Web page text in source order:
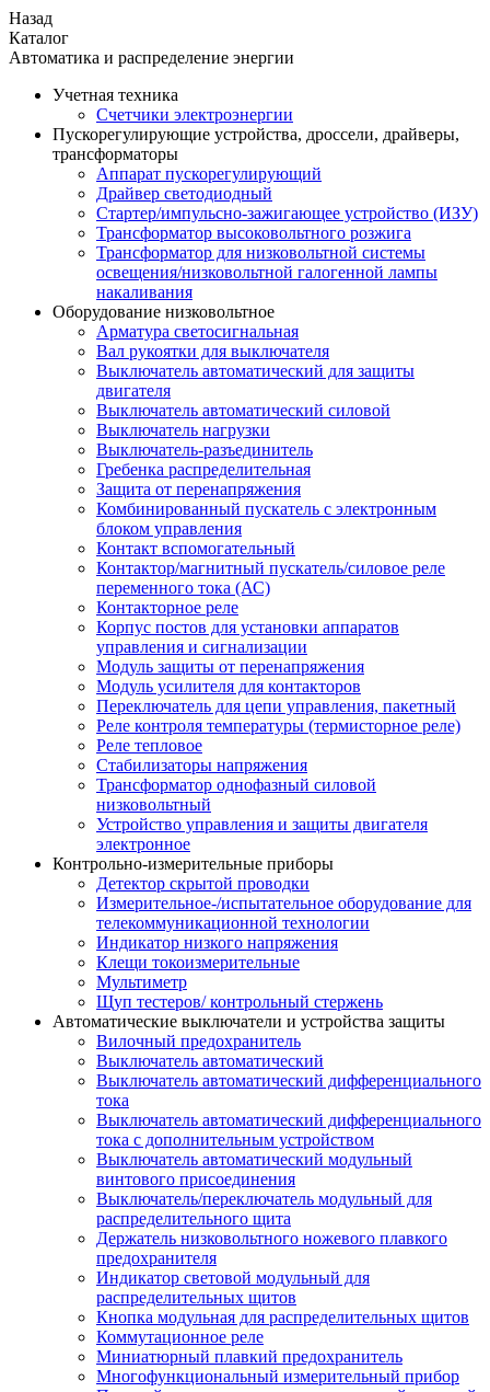
Назад
Каталог
Автоматика и распределение энергии
Учетная техника
Счетчики электроэнергии
Пускорегулирующие устройства, дроссели, драйверы,
трансформаторы
Аппарат пускорегулирующий
Драйвер светодиодный
Стартер/импульсно-зажигающее устройство (ИЗУ)
Трансформатор высоковольтного розжига
Трансформатор для низковольтной системы
освещения/низковольтной галогенной лампы
накаливания
Оборудование низковольтное
Арматура светосигнальная
Вал рукоятки для выключателя
Выключатель автоматический для защиты
двигателя
Выключатель автоматический силовой
Выключатель нагрузки
Выключатель-разъединитель
Гребенка распределительная
Защита от перенапряжения
Комбинированный пускатель с электронным
блоком управления
Контакт вспомогательный
Контактор/магнитный пускатель/силовое реле
переменного тока (АС)
Контакторное реле
Корпус постов для установки аппаратов
управления и сигнализации
Модуль защиты от перенапряжения
Модуль усилителя для контакторов
Переключатель для цепи управления, пакетный
Реле контроля температуры (термисторное реле)
Реле тепловое
Стабилизаторы напряжения
Трансформатор однофазный силовой
низковольтный
Устройство управления и защиты двигателя
электронное
Контрольно-измерительные приборы
Детектор скрытой проводки
Измерительное-/испытательное оборудование для
телекоммуникационной технологии
Индикатор низкого напряжения
Клещи токоизмерительные
Мультиметр
Щуп тестеров/ контрольный стержень
Автоматические выключатели и устройства защиты
Вилочный предохранитель
Выключатель автоматический
Выключатель автоматический дифференциального
тока
Выключатель автоматический дифференциального
тока с дополнительным устройством
Выключатель автоматический модульный
винтового присоединения
Выключатель/переключатель модульный для
распределительного щита
Держатель низковольтного ножевого плавкого
предохранителя
Индикатор световой модульный для
распределительных щитов
Кнопка модульная для распределительных щитов
Коммутационное реле
Миниатюрный плавкий предохранитель
Многофункциональный измерительный прибор